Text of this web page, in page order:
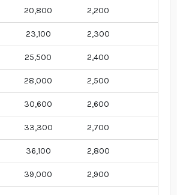
20,800 2,200
23,100 2,300
25,500 2,400
28,000 2,500
30,600 2,600
33,300 2,700
36,100 2,800
39,000 2,900